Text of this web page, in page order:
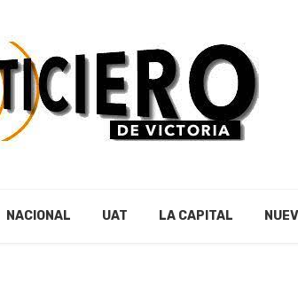
NACIONAL UAT LA CAPITAL